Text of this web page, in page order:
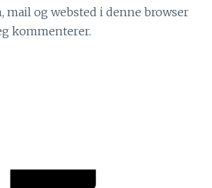
mail og websted i denne browser
kommenterer.